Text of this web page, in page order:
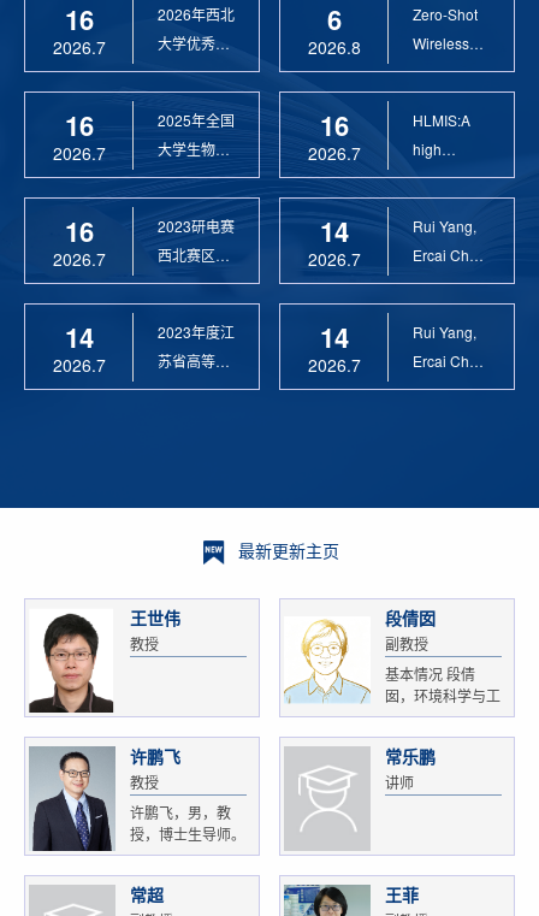
16
2026.7
2026年西北
大学优秀硕
士论文指导
16
2026.7
2025年全国
大学生物联
网设计竞赛
16
2026.7
2023研电赛
西北赛区优
秀指导教师
14
2026.7
2023年度江
苏省高等学
校科学技术
6
2026.8
Zero-Shot
Wireless
Sensor
16
2026.7
HLMIS:A
high
Resolution
14
2026.7
Rui Yang,
Ercai Chen
and
14
2026.7
Rui Yang,
Ercai Chen
and
最新更新主页
王世伟
教授
段倩囡
副教授
基本情况 段倩
囡，环境科学与工
程...
许鹏飞
教授
许鹏飞，男，教
授，博士生导师。
获...
常乐鹏
讲师
常超 王菲